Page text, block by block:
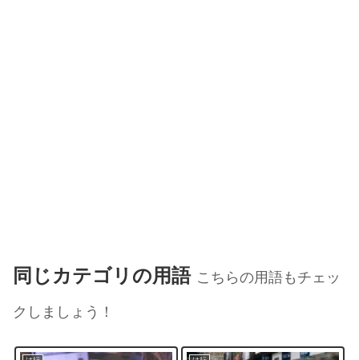
同じカテゴリの用語 こちらの用語もチェッ
クしましょう！